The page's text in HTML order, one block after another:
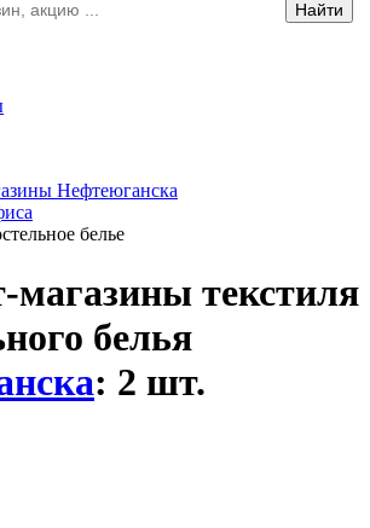
Нефтеюганска
белье
магазины текстиля
белья
: 2 шт.